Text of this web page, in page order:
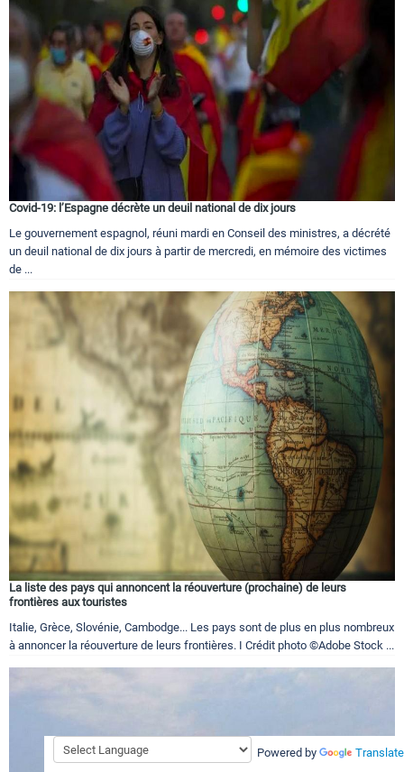
Covid-19: l’Espagne décrète un deuil national de dix jours
Le gouvernement espagnol, réuni mardi en Conseil des ministres, a décrété
un deuil national de dix jours à partir de mercredi, en mémoire des victimes
de ...
La liste des pays qui annoncent la réouverture (prochaine) de leurs
frontières aux touristes
Italie, Grèce, Slovénie, Cambodge... Les pays sont de plus en plus nombreux
à annoncer la réouverture de leurs frontières. I Crédit photo ©Adobe Stock ...
Powered by Translate